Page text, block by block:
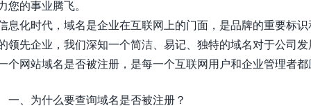
您的事业腾飞。
息化时代，域名是企业在互联网上的门面，是品牌的重要标
领先企业，我们深知一个简洁、易记、独特的域名对于公司
个网站域名是否被注册，是每一个互联网用户和企业管理者
一、为什么要查询域名是否被注册？